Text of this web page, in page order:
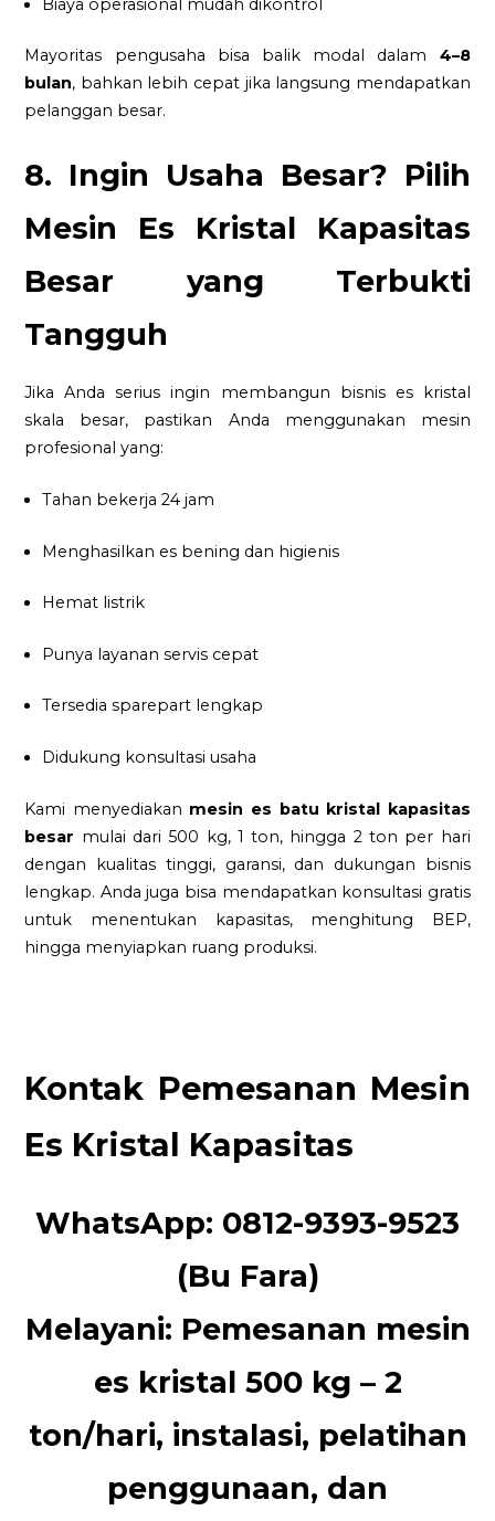
Biaya operasional mudah dikontrol
Mayoritas pengusaha bisa balik modal dalam 4–8
bulan, bahkan lebih cepat jika langsung mendapatkan
pelanggan besar.
8. Ingin Usaha Besar? Pilih
Mesin Es Kristal Kapasitas
Besar yang Terbukti
Tangguh
Jika Anda serius ingin membangun bisnis es kristal
skala besar, pastikan Anda menggunakan mesin
profesional yang:
Tahan bekerja 24 jam
Menghasilkan es bening dan higienis
Hemat listrik
Punya layanan servis cepat
Tersedia sparepart lengkap
Didukung konsultasi usaha
Kami menyediakan mesin es batu kristal kapasitas
besar mulai dari 500 kg, 1 ton, hingga 2 ton per hari
dengan kualitas tinggi, garansi, dan dukungan bisnis
lengkap. Anda juga bisa mendapatkan konsultasi gratis
untuk menentukan kapasitas, menghitung BEP,
hingga menyiapkan ruang produksi.
Kontak Pemesanan Mesin
Es Kristal Kapasitas
WhatsApp: 0812-9393-9523
(Bu Fara)
Melayani: Pemesanan mesin
es kristal 500 kg – 2
ton/hari, instalasi, pelatihan
penggunaan, dan